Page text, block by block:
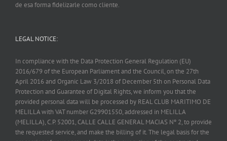
de esa forma fidelizarle como cliente.
LEGAL NOTICE:
In compliance with the Data Protection General Regulation (EU)
2016/679 of the European Parliament and the Council, on the 27th
April 2016 and Organic Law 3/2018 of December 5th on Personal Data
Protection and Guarantee of Digital Rights, we inform you that the
provided personal data will be processed by REAL CLUB MARITIMO DE
MELILLA with VAT number G29901550, addressed in MELILLA
(MELILLA), C.P. 52001, CALLE CALLE GENERAL MACIAS Nº 2, to provide
the requested service, and make the billing of it. The legal basis for the